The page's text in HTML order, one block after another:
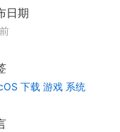
日期
下载 游戏 系统